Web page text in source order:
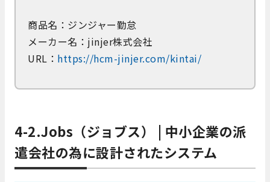
商品名：ジンジャー勤怠
メーカー名：jinjer株式会社
URL： https://hcm-jinjer.com/kintai/
4-2.Jobs（ジョブス） | 中小企業の派
遣会社の為に設計されたシステム